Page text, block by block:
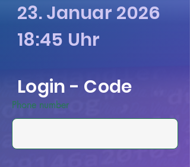
23. Januar 2026
18:45 Uhr
Login - Code
Phone number